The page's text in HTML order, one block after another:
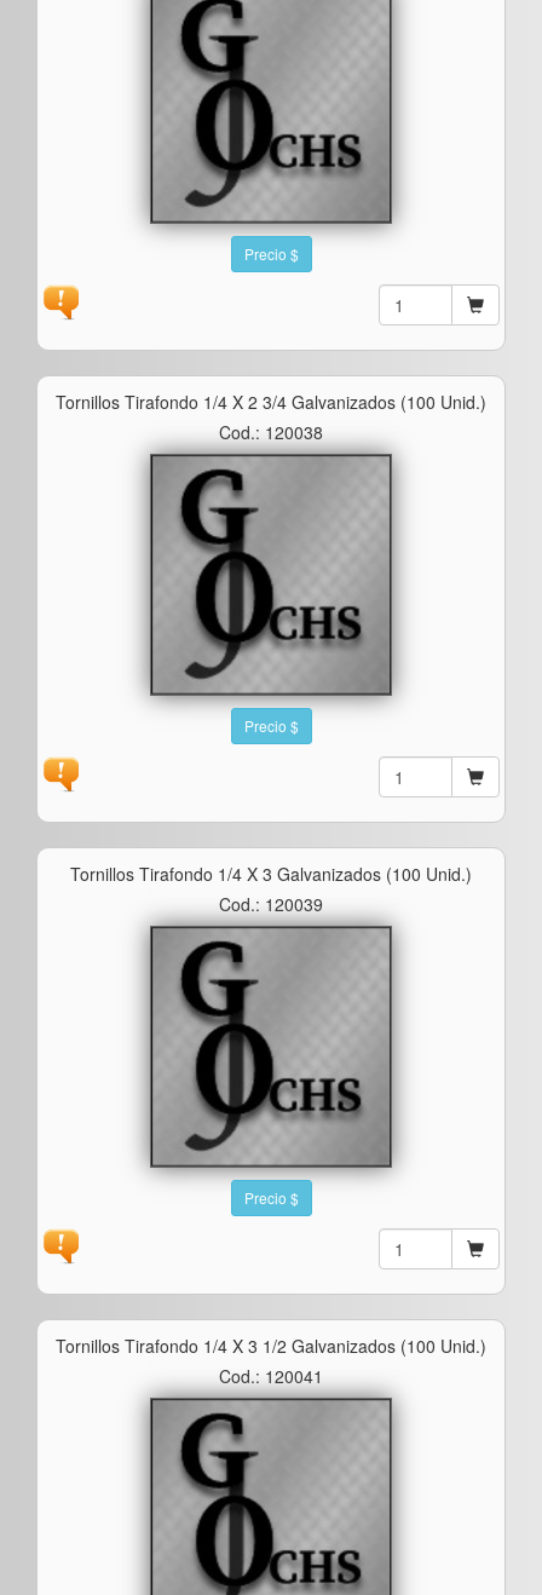
Precio $
Tornillos Tirafondo 1/4 X 2 3/4 Galvanizados (100 Unid.)
Cod.: 120038
Precio $
Tornillos Tirafondo 1/4 X 3 Galvanizados (100 Unid.)
Cod.: 120039
Precio $
Tornillos Tirafondo 1/4 X 3 1/2 Galvanizados (100 Unid.)
Cod.: 120041